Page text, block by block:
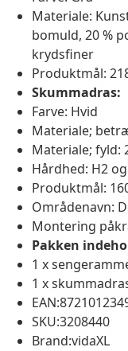
Materiale:
bomuld, 20 %
krydsfiner
Produktmål:
Skummadras:
Farve: Hvid
Materiale;
Materiale; fyld:
Hårdhed: H2
Produktmål:
Områdenavn:
Montering
Pakken
1 x
1 x
SKU:3208440
Brand:vidaXL